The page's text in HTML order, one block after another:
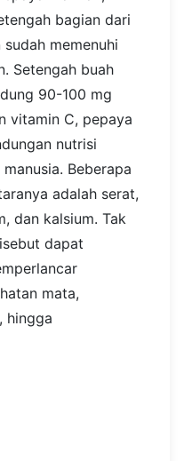
bagian dari
memenuhi
Setengah buah
90-100 mg
vitamin C, pepaya
nutrisi
Beberapa
adalah serat,
dan kalsium. Tak
dapat
mata,
hingga